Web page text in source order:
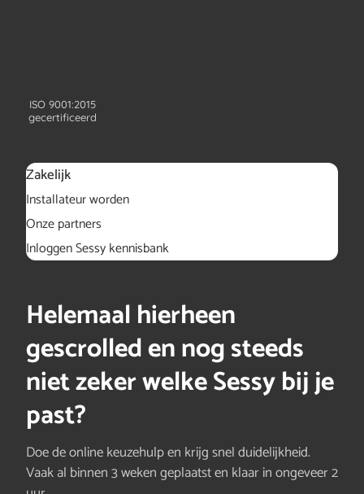
ISO 9001:2015
gecertificeerd
Zakelijk
Installateur worden
Onze partners
Inloggen Sessy kennisbank
Helemaal hierheen
gescrolled en nog steeds
niet zeker welke Sessy bij je
past?
Doe de online keuzehulp en krijg snel duidelijkheid.
Vaak al binnen 3 weken geplaatst en klaar in ongeveer 2